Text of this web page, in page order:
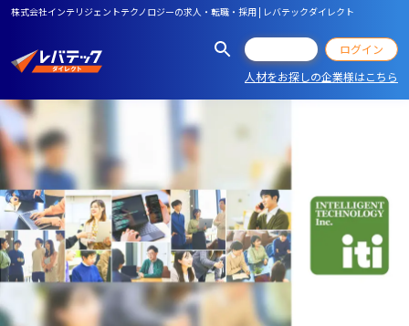
株式会社インテリジェントテクノロジーの求人・転職・採用 | レバテックダイレクト
ログイン
人材をお探しの企業様はこちら